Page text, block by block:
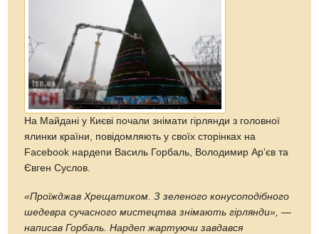
На Майдані у Києві почали знімати гірлянди з головної
ялинки країни, повідомляють у своїх сторінках на
Facebook нардепи Василь Горбаль, Володимир Ар'єв та
Євген Суслов.
«Проїжджав Хрещатиком. З зеленого конусоподібного
шедевра сучасного мистецтва знімають гірлянди», —
написав Горбаль. Нардеп жартуючи завдався